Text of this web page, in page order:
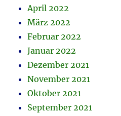
April 2022
März 2022
Februar 2022
Januar 2022
Dezember 2021
November 2021
Oktober 2021
September 2021